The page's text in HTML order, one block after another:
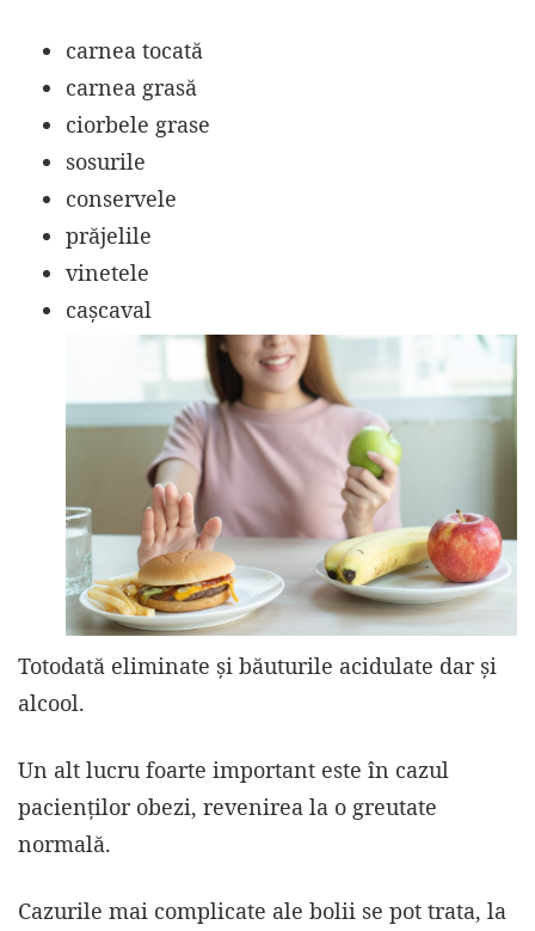
carnea tocată
carnea grasă
ciorbele grase
sosurile
conservele
prăjelile
vinetele
cașcaval
Totodată eliminate și băuturile acidulate dar și
alcool.
Un alt lucru foarte important este în cazul
pacienților obezi, revenirea la o greutate
normală.
Cazurile mai complicate ale bolii se pot trata, la